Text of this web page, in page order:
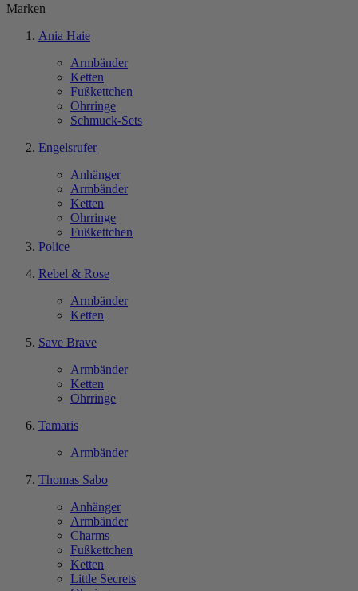
Marken
Ania Haie
Armbänder
Ketten
Fußkettchen
Ohrringe
Schmuck-Sets
Engelsrufer
Anhänger
Armbänder
Ketten
Ohrringe
Fußkettchen
Police
Rebel & Rose
Armbänder
Ketten
Save Brave
Armbänder
Ketten
Ohrringe
Tamaris
Armbänder
Thomas Sabo
Anhänger
Armbänder
Charms
Fußkettchen
Ketten
Little Secrets